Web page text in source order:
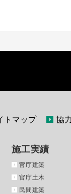
トマップ 協
施工実績
官庁建築
官庁土木
民間建築